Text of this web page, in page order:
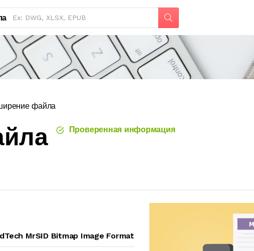
файла
Проверенная информация
MrSID Bitmap Image Format